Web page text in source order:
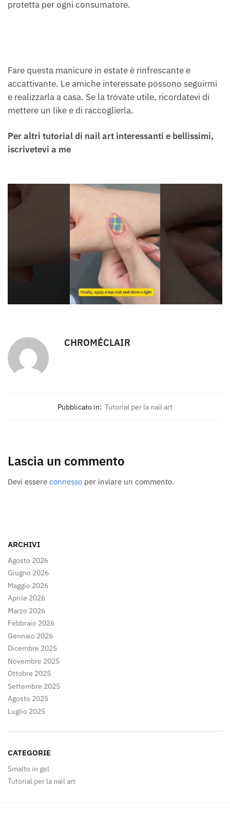
protetta per ogni consumatore.
Fare questa manicure in estate è rinfrescante e
accattivante. Le amiche interessate possono seguirmi
e realizzarla a casa. Se la trovate utile, ricordatevi di
mettere un like e di raccoglierla.
Per altri tutorial di nail art interessanti e bellissimi,
iscrivetevi a me
CHROMÉCLAIR
Pubblicato in: Tutorial per la nail art
Lascia un commento
Devi essere connesso per inviare un commento.
ARCHIVI
Agosto 2026
Giugno 2026
Maggio 2026
Aprile 2026
Marzo 2026
Febbraio 2026
Gennaio 2026
Dicembre 2025
Novembre 2025
Ottobre 2025
Settembre 2025
Agosto 2025
Luglio 2025
CATEGORIE
Smalto in gel
Tutorial per la nail art